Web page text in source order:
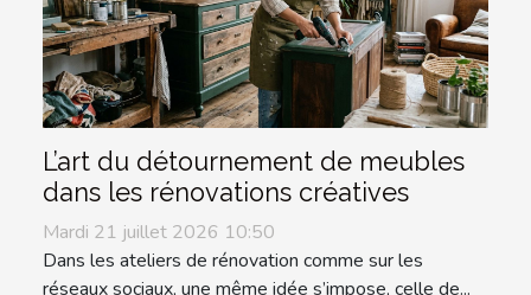
L’art du détournement de meubles
dans les rénovations créatives
Mardi 21 juillet 2026 10:50
Dans les ateliers de rénovation comme sur les
réseaux sociaux, une même idée s’impose, celle de...